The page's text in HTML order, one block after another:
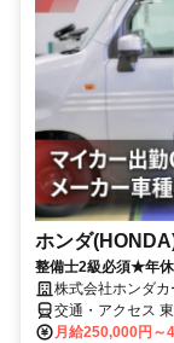
ホンダ
整備士2級必須★年
株式会社ホンダ
交通・アクセス
歩約4分。（同駅
月給250,000円～